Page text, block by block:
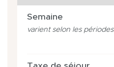
Semaine
varient selon les périodes